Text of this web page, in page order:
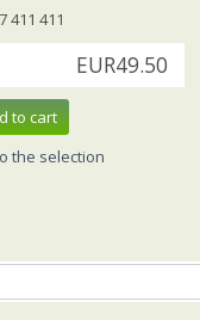
411 411
EUR49.50
to cart
the selection